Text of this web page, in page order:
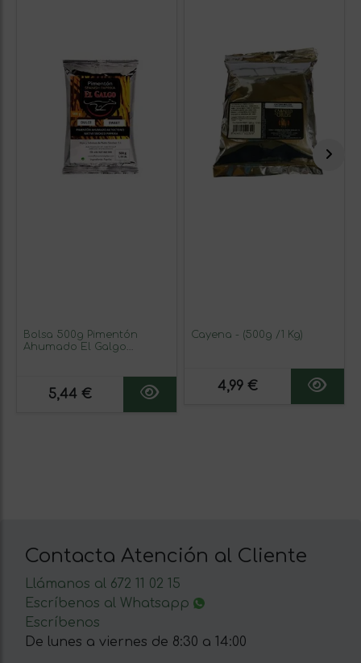
Bolsa 500g Pimentón
Ahumado El Galgo
5,44 €
Cayena - (500g /1 Kg)
4,99 €
Contacta Atención al Cliente
Llámanos al 672 11 02 15
Escríbenos al Whatsapp
Escríbenos
De lunes a viernes de 8:30 a 14:00